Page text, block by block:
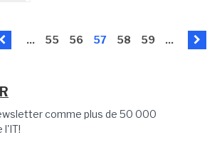
... 55 56 57 58 59 ...
comme plus de 50 000
l'IT!